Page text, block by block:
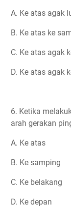
A. Ke atas agak
B. Ke atas ke
C. Ke atas agak
D. Ke atas agak
6. Ketika
arah gerakan
A. Ke atas
B. Ke samping
C. Ke belakang
D. Ke depan